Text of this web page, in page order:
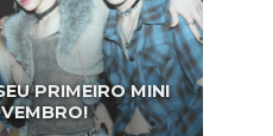
PRIMEIRO MINI